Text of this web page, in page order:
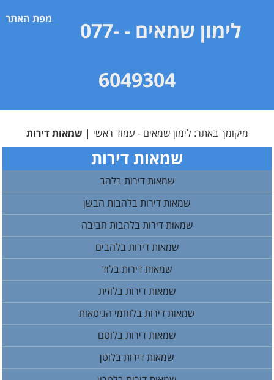
מפת האתר לימון שמאים
- 077-
6049304
מיקומך באתר:לימון שמאים - עמוד ראשי | שמאות דירות
שמאות דירות
שמאות דירות בלהב
שמאות דירות בלהבות הבשן
שמאות דירות בלהבות חביבה
שמאות דירות בלהבים
שמאות דירות בלוד
שמאות דירות בלוזית
שמאות דירות בלוחמי הגיטאות
שמאות דירות בלוטם
שמאות דירות בלוטן